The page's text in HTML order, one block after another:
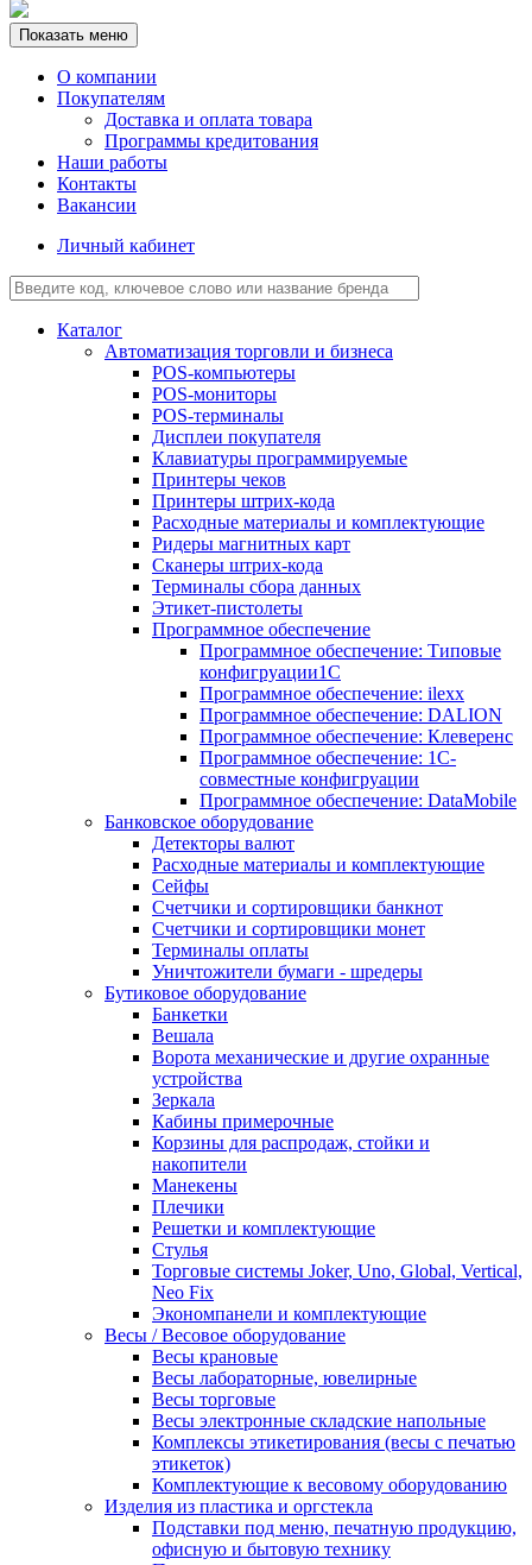
Показать меню
О компании
Покупателям
Доставка и оплата товара
Программы кредитования
Наши работы
Контакты
Вакансии
Личный кабинет
Каталог
Автоматизация торговли и бизнеса
POS-компьютеры
POS-мониторы
POS-терминалы
Дисплеи покупателя
Клавиатуры программируемые
Принтеры чеков
Принтеры штрих-кода
Расходные материалы и комплектующие
Ридеры магнитных карт
Сканеры штрих-кода
Терминалы сбора данных
Этикет-пистолеты
Программное обеспечение
Программное обеспечение: Типовые
конфигруации1С
Программное обеспечение: ilexx
Программное обеспечение: DALION
Программное обеспечение: Клеверенс
Программное обеспечение: 1С-
совместные конфигруации
Программное обеспечение: DataMobile
Банковское оборудование
Детекторы валют
Расходные материалы и комплектующие
Сейфы
Счетчики и сортировщики банкнот
Счетчики и сортировщики монет
Терминалы оплаты
Уничтожители бумаги - шредеры
Бутиковое оборудование
Банкетки
Вешала
Ворота механические и другие охранные
устройства
Зеркала
Кабины примерочные
Корзины для распродаж, стойки и
накопители
Манекены
Плечики
Решетки и комплектующие
Стулья
Торговые системы Joker, Uno, Global, Vertical,
Neo Fix
Экономпанели и комплектующие
Весы / Весовое оборудование
Весы крановые
Весы лабораторные, ювелирные
Весы торговые
Весы электронные складские напольные
Комплексы этикетирования (весы с печатью
этикеток)
Комплектующие к весовому оборудованию
Изделия из пластика и оргстекла
Подставки под меню, печатную продукцию,
офисную и бытовую технику